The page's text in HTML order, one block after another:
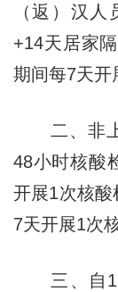
（返）汉
+14天居家
期间每7天开
二、非上
48小时核酸
开展1次核
7天开展1次
三、自1